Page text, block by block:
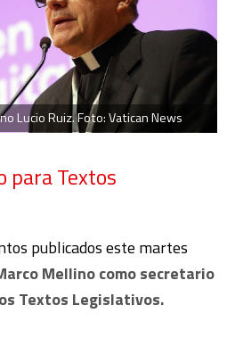
Lucio Ruiz. Foto: Vatican News
para Textos
publicados este martes
Mellino como secretario
Textos Legislativos.